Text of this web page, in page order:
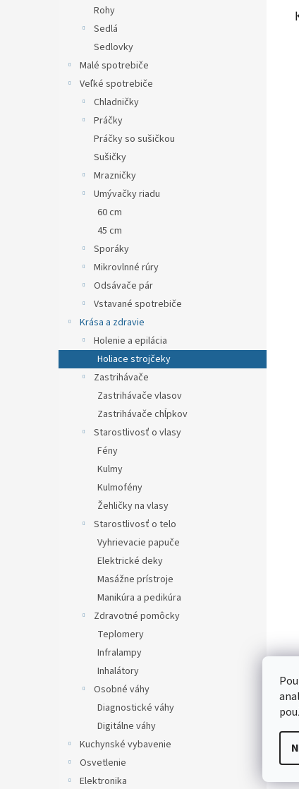
Rohy
Sedlá
Sedlovky
Malé spotrebiče
Veľké spotrebiče
Chladničky
Práčky
Práčky so sušičkou
Sušičky
Mrazničky
Umývačky riadu
60 cm
45 cm
Sporáky
Mikrovlnné rúry
Odsávače pár
Vstavané spotrebiče
Krása a zdravie
Holenie a epilácia
Holiace strojčeky
Zastrihávače
Zastrihávače vlasov
Zastrihávače chĺpkov
Starostlivosť o vlasy
Fény
Kulmy
Kulmofény
Žehličky na vlasy
Starostlivosť o telo
Vyhrievacie papuče
Elektrické deky
Masážne prístroje
Manikúra a pedikúra
Zdravotné pomôcky
Teplomery
Infralampy
Inhalátory
Osobné váhy
Diagnostické váhy
Digitálne váhy
Kuchynské vybavenie
Osvetlenie
Elektronika